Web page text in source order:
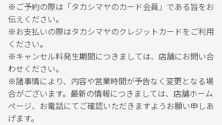
※ご予約の際は「タカシマヤのカード会員」である旨をお
伝えください。
※お支払いの際はタカシマヤのクレジットカードをご利用
ください。
※キャンセル料発生期間につきましては、店舗にお問い合
わせください。
※諸事情により、内容や営業時間が予告なく変更となる場
合がございます。最新の情報につきましては、店舗ホーム
ページ、お電話にてご確認いただきますようお願い申しあ
げます。